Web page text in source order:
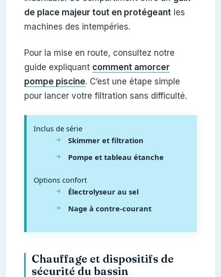
de place majeur tout en protégeantles
machines des intempéries.
Pour la mise en route, consultez notre
guide expliquant comment amorcer
pompe piscine. C’est une étape simple
pour lancer votre filtration sans difficulté.
Inclus de série
Skimmer et filtration
Pompe et tableau étanche
Options confort
Électrolyseur au sel
Nage à contre-courant
Chauffage et dispositifs de
sécurité du bassin